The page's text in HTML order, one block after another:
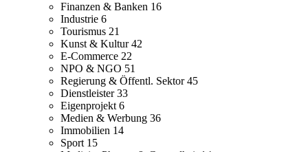
Finanzen & Banken 16
Industrie 6
Tourismus 21
Kunst & Kultur42
E-Commerce 22
NPO & NGO 51
Regierung & Öffentl. Sektor45
Dienstleister33
Eigenprojekt 6
Medien & Werbung 36
Immobilien 14
Sport 15